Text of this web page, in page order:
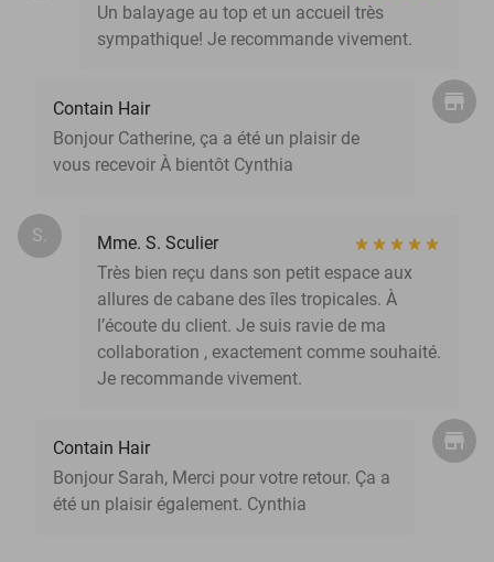
Un balayage au top et un accueil très
sympathique! Je recommande vivement.
Contain Hair
Bonjour Catherine, ça a été un plaisir de
vous recevoir À bientôt Cynthia
S.
Mme. S. Sculier
Très bien reçu dans son petit espace aux
allures de cabane des îles tropicales. À
l’écoute du client. Je suis ravie de ma
collaboration , exactement comme souhaité.
Je recommande vivement.
Contain Hair
Bonjour Sarah, Merci pour votre retour. Ça a
été un plaisir également. Cynthia